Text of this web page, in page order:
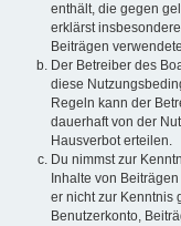
enthält, die gegen
erklärst
Beiträgen
Der Betreiber des
diese
Regeln kann der
dauerhaft von der
Hausverbot erteilen.
Du nimmst zur
Inhalte von
er nicht zur Kenntnis
Benutzerkonto,